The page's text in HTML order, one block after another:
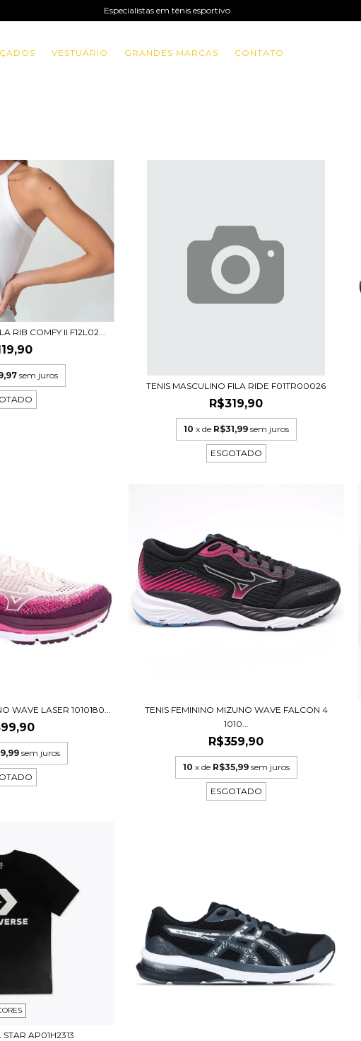
Especialistas em tênis esportivo
VESTUÁRIO GRANDES MARCAS CONTATO
RIB COMFY II F12L02...
sem juros
TENIS MASCULINO FILA RIDE F01TR00026
R$319,90
10 x de R$31,99 sem juros
ESGOTADO
WAVE LASER 1010180...
sem juros
TENIS FEMININO MIZUNO WAVE FALCON 4
1010...
R$359,90
10 x de R$35,99 sem juros
ESGOTADO
AP01H2313